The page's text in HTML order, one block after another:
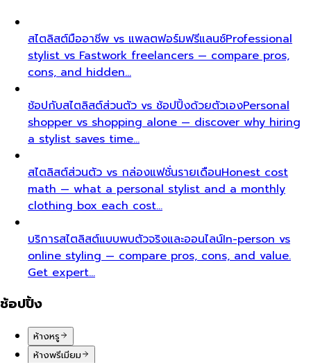
สไตลิสต์มืออาชีพ vs แพลตฟอร์มฟรีแลนซ์Professional
stylist vs Fastwork freelancers — compare pros,
cons, and hidden…
ช้อปกับสไตลิสต์ส่วนตัว vs ช้อปปิ้งด้วยตัวเองPersonal
shopper vs shopping alone — discover why hiring
a stylist saves time…
สไตลิสต์ส่วนตัว vs กล่องแฟชั่นรายเดือนHonest cost
math — what a personal stylist and a monthly
clothing box each cost…
บริการสไตลิสต์แบบพบตัวจริงและออนไลน์In-person vs
online styling — compare pros, cons, and value.
Get expert…
ช้อปปิ้ง
ห้างหรู
ห้างพรีเมียม